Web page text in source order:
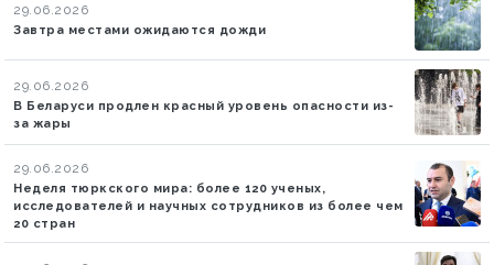
29.06.2026
Завтра местами ожидаются дожди
29.06.2026
В Беларуси продлен красный уровень опасности из-
за жары
29.06.2026
Неделя тюркского мира: более 120 ученых,
исследователей и научных сотрудников из более чем
20 стран